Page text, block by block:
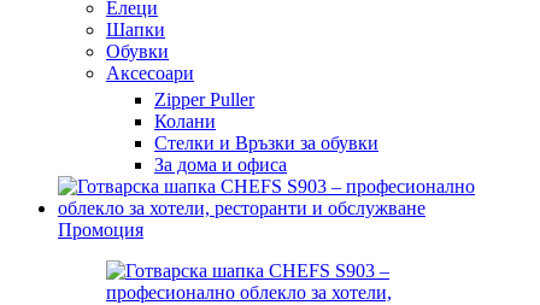
Елеци
Шапки
Обувки
Аксесоари
Zipper Puller
Колани
Стелки и Връзки за обувки
За дома и офиса
Промоция